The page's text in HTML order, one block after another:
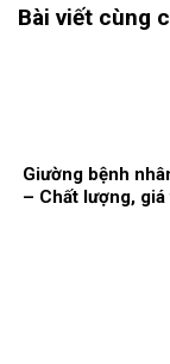
Bài viết cùng
Giường bệnh
– Chất lượng, giá